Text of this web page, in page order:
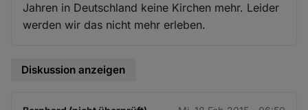
Jahren in Deutschland keine Kirchen mehr. Leider
werden wir das nicht mehr erleben.
Diskussion anzeigen